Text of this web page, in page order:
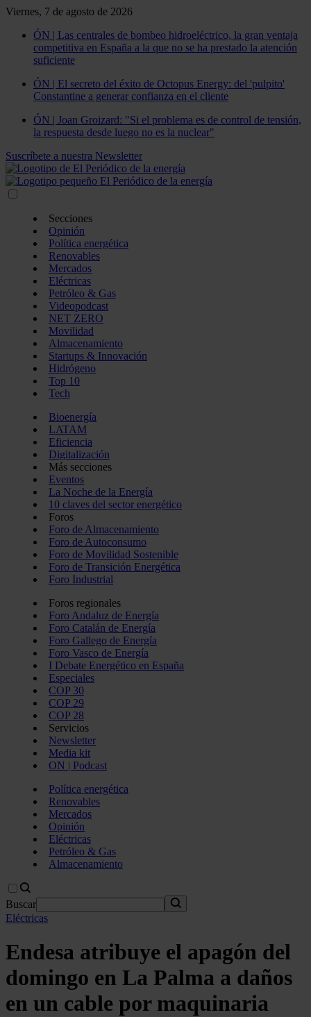
Viernes, 7 de agosto de 2026
ÓN | Las centrales de bombeo hidroeléctrico, la gran ventaja
competitiva en España a la que no se ha prestado la atención
suficiente
ÓN | El secreto del éxito de Octopus Energy: del 'pulpito'
Constantine a generar confianza en el cliente
ÓN | Joan Groizard: "Si el problema es de control de tensión,
la respuesta desde luego no es la nuclear"
Suscríbete a nuestra Newsletter
Secciones
Opinión
Política energética
Renovables
Mercados
Eléctricas
Petróleo & Gas
Videopodcast
NET ZERO
Movilidad
Almacenamiento
Startups & Innovación
Hidrógeno
Top 10
Tech
Bioenergía
LATAM
Eficiencia
Digitalización
Más secciones
Eventos
La Noche de la Energía
10 claves del sector energético
Foros
Foro de Almacenamiento
Foro de Autoconsumo
Foro de Movilidad Sostenible
Foro de Transición Energética
Foro Industrial
Foros regionales
Foro Andaluz de Energía
Foro Catalán de Energía
Foro Gallego de Energía
Foro Vasco de Energía
I Debate Energético en España
Especiales
COP 30
COP 29
COP 28
Servicios
Newsletter
Media kit
ON | Podcast
Política energética
Renovables
Mercados
Opinión
Eléctricas
Petróleo & Gas
Almacenamiento
Buscar
Eléctricas
Endesa atribuye el apagón del
domingo en La Palma a daños
en un cable por maquinaria